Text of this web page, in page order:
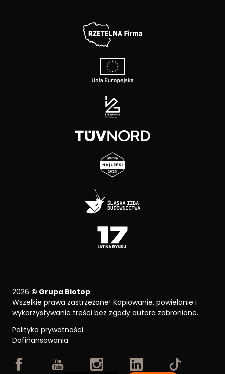
2026 © Grupa Biotop
Wszelkie prawa zastrzeżone! Kopiowanie, powielanie i
wykorzystywanie treści bez zgody autora zabronione.
Polityka prywatności
Dofinansowania